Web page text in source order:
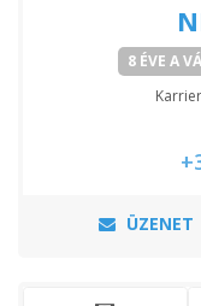
8 ÉVE A
ÜZENET